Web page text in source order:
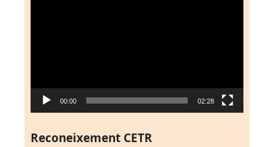
00:00 02:28
Reconeixement CETR